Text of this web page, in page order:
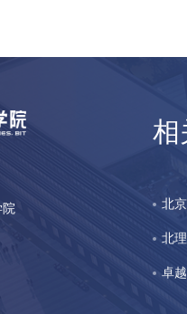
院
相
北
北
卓